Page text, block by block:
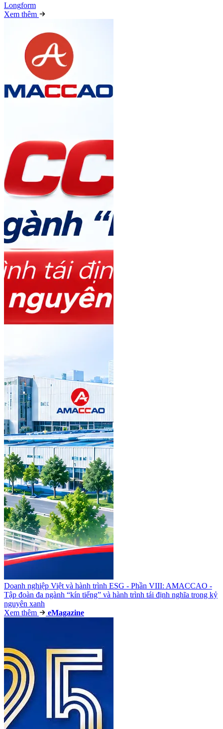
Longform
Xem thêm
Doanh nghiệp Việt và hành trình ESG - Phần VIII: AMACCAO -
Tập đoàn đa ngành “kín tiếng” và hành trình tái định nghĩa trong kỷ
nguyên xanh
Xem thêm
eMagazine